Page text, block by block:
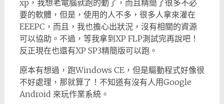
xp，我想老電腦就跑的動了，而且精簡了很多不必
要的軟體，但是，使用的人不多，很多人拿來灌在
EEEPC，而且，我也擔心出狀況，沒有相關的資源
可以協助。不過，等我拿到XP FLP測試完再說吧！
反正現在也還有XP SP3精簡版可以跑。
原本有想過，跑Windows CE，但是驅動程式好像很
不好處理，那就算了！不知道有沒有人用Google
Android 來玩作業系統。